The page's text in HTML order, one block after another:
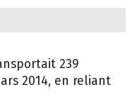
239
2014, en reliant